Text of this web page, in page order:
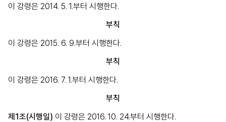
이 강령은 2014. 5. 1.부터 시행한다.
부칙
이 강령은 2015. 6. 9.부터 시행한다.
부칙
이 강령은 2016. 7. 1.부터 시행한다.
부칙
제1조(시행일) 이 강령은 2016. 10. 24.부터 시행한다.